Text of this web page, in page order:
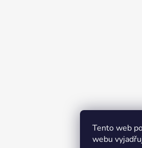
Tento web
webu